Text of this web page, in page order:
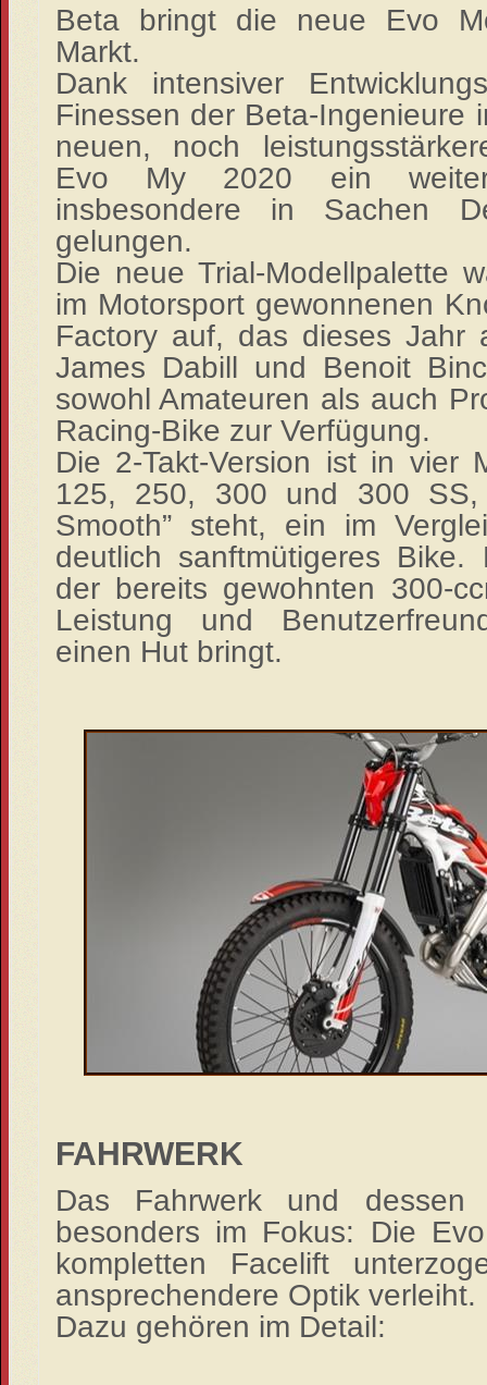
Beta bringt die neue Evo
Markt.
Dank intensiver
Finessen der Beta-Ingenieure
neuen, noch
Evo My 2020 ein
insbesondere in Sachen
gelungen.
Die neue Trial-Modellpalette
im Motorsport gewonnenen
Factory auf, das dieses Jahr
James Dabill und Benoit
sowohl Amateuren als auch
Racing-Bike zur Verfügung.
Die 2-Takt-Version ist in vier
125, 250, 300 und 300 SS,
Smooth” steht, ein im
deutlich sanftmütigeres
der bereits gewohnten 300-
Leistung und
einen Hut bringt.
FAHRWERK
Das Fahrwerk und dessen
besonders im Fokus: Die
kompletten Facelift
ansprechendere Optik verleiht.
Dazu gehören im Detail: